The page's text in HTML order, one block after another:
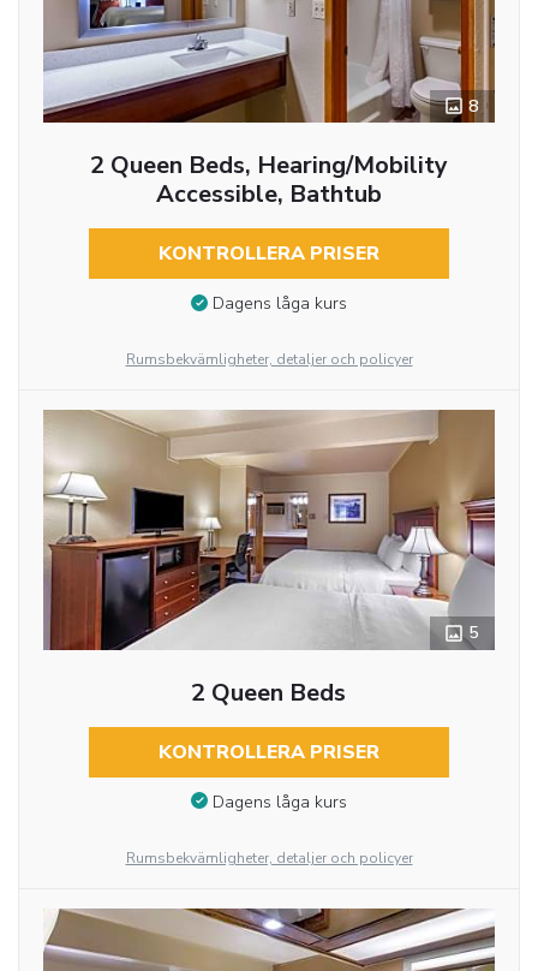
8
2 Queen Beds, Hearing/Mobility
Accessible, Bathtub
KONTROLLERA PRISER
Dagens låga kurs
Rumsbekvämligheter, detaljer och policyer
5
2 Queen Beds
KONTROLLERA PRISER
Dagens låga kurs
Rumsbekvämligheter, detaljer och policyer